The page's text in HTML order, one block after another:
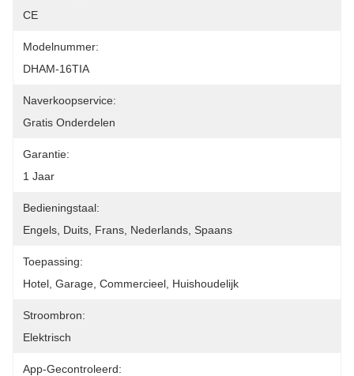
CE
Modelnummer:
DHAM-16TIA
Naverkoopservice:
Gratis Onderdelen
Garantie:
1 Jaar
Bedieningstaal:
Engels, Duits, Frans, Nederlands, Spaans
Toepassing:
Hotel, Garage, Commercieel, Huishoudelijk
Stroombron:
Elektrisch
App-Gecontroleerd: